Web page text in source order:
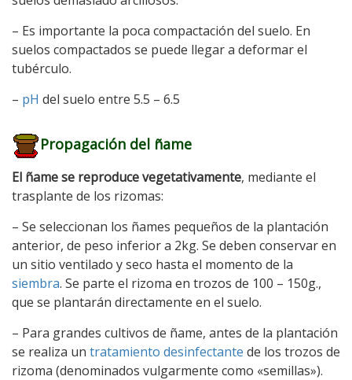
– Es importante la poca compactación del suelo. En
suelos compactados se puede llegar a deformar el
tubérculo.
– pH del suelo entre 5.5 – 6.5
Propagación del ñame
El ñame se reproduce vegetativamente, mediante el
trasplante de los rizomas:
– Se seleccionan los ñames pequeños de la plantación
anterior, de peso inferior a 2kg. Se deben conservar en
un sitio ventilado y seco hasta el momento de la
siembra. Se parte el rizoma en trozos de 100 – 150g.,
que se plantarán directamente en el suelo.
– Para grandes cultivos de ñame, antes de la plantación
se realiza un tratamiento desinfectante de los trozos de
rizoma (denominados vulgarmente como «semillas»).